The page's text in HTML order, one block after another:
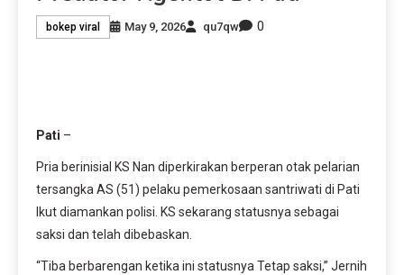
bokep viral May 9, 2026 qu7qw 0
Pati –
Pria berinisial KS Nan diperkirakan berperan otak pelarian
tersangka AS (51) pelaku pemerkosaan santriwati di Pati
Ikut diamankan polisi. KS sekarang statusnya sebagai
saksi dan telah dibebaskan.
“Tiba berbarengan ketika ini statusnya Tetap saksi,” Jernih